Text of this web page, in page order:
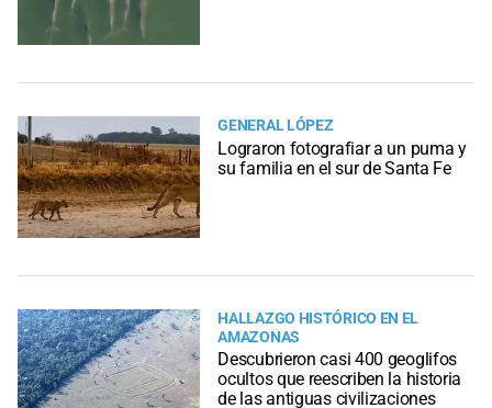
GENERAL LÓPEZ
Lograron fotografiar a un puma y
su familia en el sur de Santa Fe
HALLAZGO HISTÓRICO EN EL
AMAZONAS
Descubrieron casi 400 geoglifos
ocultos que reescriben la historia
de las antiguas civilizaciones